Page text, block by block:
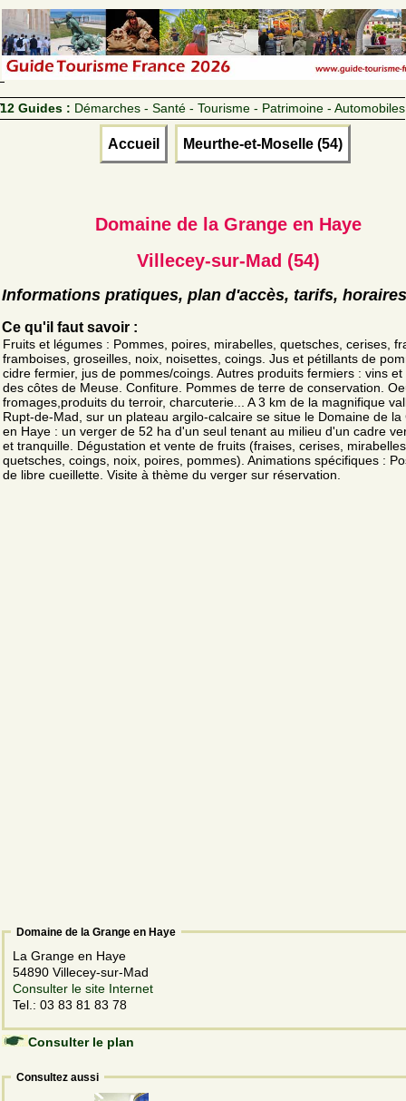
12 Guides : Démarches - Santé - Tourisme - Patrimoine - Automobiles
Accueil Meurthe-et-Moselle (54)
Domaine de la Grange en Haye
Villecey-sur-Mad (54)
Informations pratiques, plan d'accès, tarifs, horaires
Ce qu'il faut savoir :
Fruits et légumes : Pommes, poires, mirabelles, quetsches, cerises,
framboises, groseilles, noix, noisettes, coings. Jus et pétillants de
cidre fermier, jus de pommes/coings. Autres produits fermiers : vins et
des côtes de Meuse. Confiture. Pommes de terre de conservation.
fromages,produits du terroir, charcuterie... A 3 km de la magnifique
Rupt-de-Mad, sur un plateau argilo-calcaire se situe le Domaine de la
en Haye : un verger de 52 ha d'un seul tenant au milieu d'un cadre
et tranquille. Dégustation et vente de fruits (fraises, cerises,
quetsches, coings, noix, poires, pommes). Animations spécifiques :
de libre cueillette. Visite à thème du verger sur réservation.
Domaine de la Grange en Haye
La Grange en Haye
54890 Villecey-sur-Mad
Consulter le site Internet
Tel.: 03 83 81 83 78
Consulter le plan
Consultez aussi